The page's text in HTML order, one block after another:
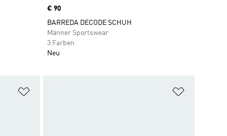
Price
€ 90
BARREDA DECODE SCHUH
Männer Sportswear
3 Farben
Neu